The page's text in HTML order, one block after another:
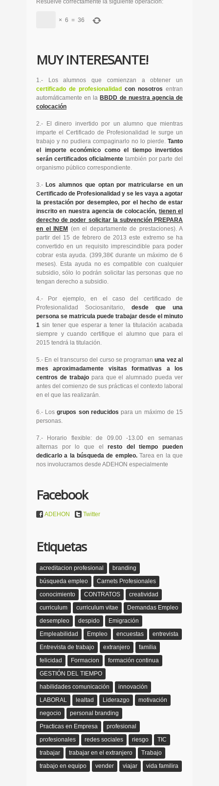
Resuelve correctamente la siguiente operación:
× 6 = 36
MUY INTERESANTE!
1.- Los alumnos que comienzan a obtener un
certificado de profesionalidad con nosotros entran
automáticamente en la BBDD de nuestra agencia de
colocación
2.- El dinero invertido por un alumno que mientras
imparte el Certificado de Profesionalidad le surge un
trabajo y no pudiera compaginarlo no lo pierde. Tanto
el importe económico como el tiempo invertidos
serán certificados oficialmente también por parte del
organismo público correspondiente.
3.- Los alumnos que optan por matricularse en un
Certificado de Profesionalidad y se les vaya a agotar
la prestación por desempleo, por el hecho de estar
inscrito en nuestra agencia de colocación, tienen el
derecho de poder solicitar la subvención PREPARA
en el INEM (en el departamente de prestaciones). A
partir del 15 de febrero de 2013 este extremo se ha
convertido en un requisito imprescindible para poder
cobrar esta ayuda. (399,38€ durante un máximo de 6
meses). Esta ayuda no es compatible con cualquier
subsidio, sólo lo podrán solicitar las personas que no
tengan derecho a subsidio.
4.- Por ejemplo, en el caso del certificado de
Profesionalidad Sociosanitario, desde que una
persona se matricula puede trabajar desde el minuto
1 sin tener que esperar a tener la titulación acabada
siempre y cuando certifique el alumno que para el
2015 tendrá la titulación.
5.- En el transcurso del curso se programanuna vez al
mes aproximadamente visitas formativas a los
centros de trabajopara que el alumnado pueda ver
antes del comienzo de sus prácticas el contexto laboral
en el que las realizarán.
6.- Losgrupos son reducidos para un máximo de 15
personas.
7.- Horario flexible: de 09.00 -13.00 en semanas
alternas por lo que elresto del tiempo pueden
dedicarlo a la búsqueda de empleo.Tarea en la que
nos involucramos desde ADEHON especialmente
Facebook
ADEHON Twitter
Etiquetas
acreditacion profesional
branding
búsqueda empleo
Carnets Profesionales
conocimiento
CONTRATOS
creatividad
curriculum
curriculum vitae
Demandas Empleo
desempleo
despido
Emigración
Empleabilidad
Empleo encuestas
entrevista
Entrevista de trabajo
extranjero
familia
felicidad
Formacion
formación continua
GESTIÓN DEL TIEMPO
habilidades comunicación
innovación
LABORAL
lealtad Liderazgo
motivación
negocio
personal branding
Practicas en Empresa
profesional
profesionales
redes sociales riesgo
TIC
trabajar
trabajar en el extranjero
Trabajo
trabajo en equipo
vender viajar vida familira